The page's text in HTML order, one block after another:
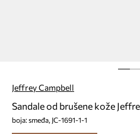
Jeffrey Campbell
Sandale od brušene kože
boja: smeđa, JC-1691-1-1